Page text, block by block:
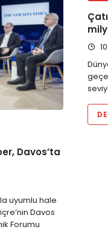
Davos’ta
uyumlu hale
Davos
Forumu